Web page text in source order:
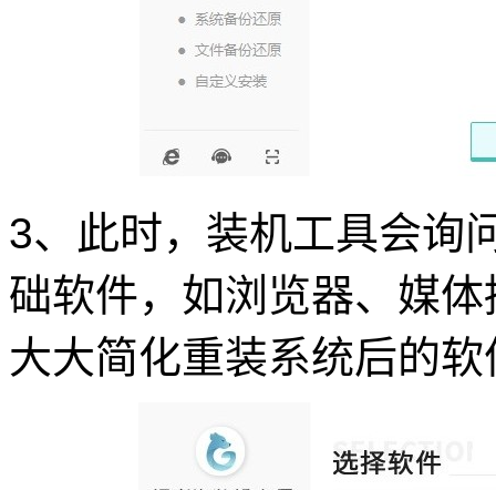
3、此时，装机工具会询
础软件，如浏览器、媒
大大简化重装系统后的